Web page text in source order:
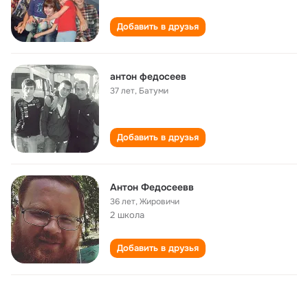
Добавить в друзья
антон федосеев
37 лет, Батуми
Добавить в друзья
Антон Федосеевв
36 лет,Жировичи
2 школа
Добавить в друзья